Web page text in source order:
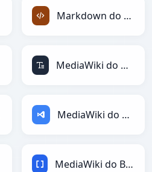
Markdown do XML
MediaWiki do ASCII
MediaWiki do ASP
MediaWiki do BBCode